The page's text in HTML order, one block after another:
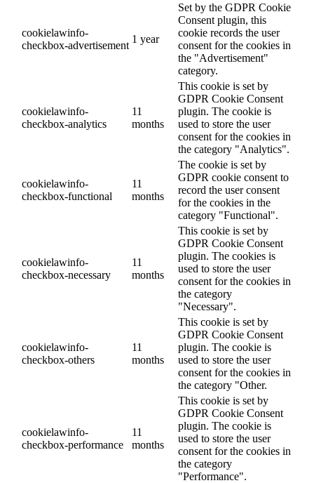
cookielawinfo-
checkbox-advertisement
1 year
Set by the GDPR Cookie
Consent plugin, this
cookie records the user
consent for the cookies in
the "Advertisement"
category.
cookielawinfo-
checkbox-analytics
11
months
This cookie is set by
GDPR Cookie Consent
plugin. The cookie is
used to store the user
consent for the cookies in
the category "Analytics".
cookielawinfo-
checkbox-functional
11
months
The cookie is set by
GDPR cookie consent to
record the user consent
for the cookies in the
category "Functional".
cookielawinfo-
checkbox-necessary
11
months
This cookie is set by
GDPR Cookie Consent
plugin. The cookies is
used to store the user
consent for the cookies in
the category
"Necessary".
cookielawinfo-
checkbox-others
11
months
This cookie is set by
GDPR Cookie Consent
plugin. The cookie is
used to store the user
consent for the cookies in
the category "Other.
cookielawinfo-
checkbox-performance
11
months
This cookie is set by
GDPR Cookie Consent
plugin. The cookie is
used to store the user
consent for the cookies in
the category
"Performance".